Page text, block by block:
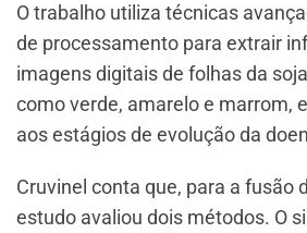
O trabalho utiliza técnicas
de processamento para extrair
imagens digitais de folhas da
como verde, amarelo e marrom,
aos estágios de evolução da
Cruvinel conta que, para a fusão
estudo avaliou dois métodos. O